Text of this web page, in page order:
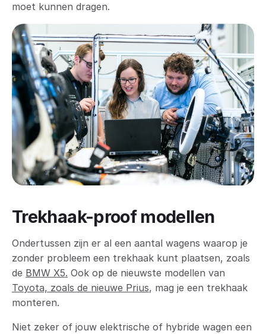
moet kunnen dragen.
Trekhaak-proof modellen
Ondertussen zijn er al een aantal wagens waarop je
zonder probleem een trekhaak kunt plaatsen, zoals
de BMW X5. Ook op de nieuwste modellen van
Toyota, zoals de nieuwe Prius, mag je een trekhaak
monteren.
Niet zeker of jouw elektrische of hybride wagen een